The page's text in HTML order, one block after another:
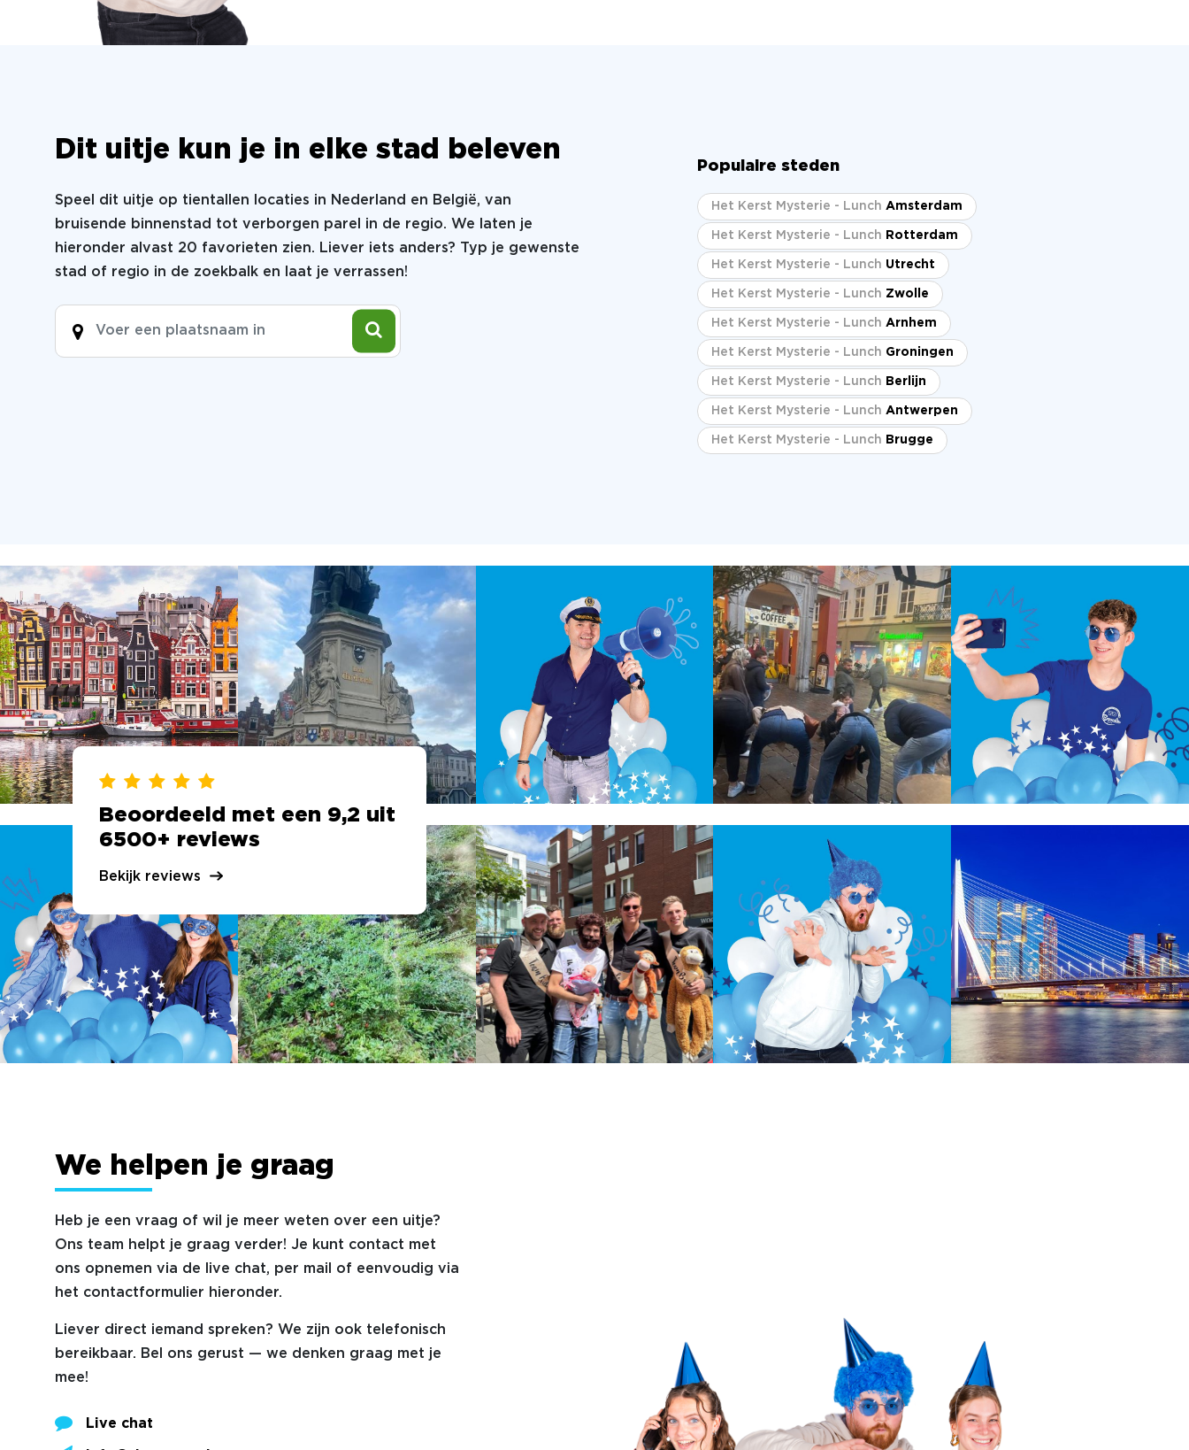
Dit uitje kun je in elke stad beleven
Speel dit uitje op tientallen locaties in Nederland en België, van
bruisende binnenstad tot verborgen parel in de regio. We laten je
hieronder alvast 20 favorieten zien. Liever iets anders? Typ je gewenste
stad of regio in de zoekbalk en laat je verrassen!
Populaire steden
Het Kerst Mysterie - Lunch Amsterdam
Het Kerst Mysterie - Lunch Rotterdam
Het Kerst Mysterie - Lunch Utrecht
Het Kerst Mysterie - Lunch Zwolle
Het Kerst Mysterie - Lunch Arnhem
Het Kerst Mysterie - Lunch Groningen
Het Kerst Mysterie - Lunch Berlijn
Het Kerst Mysterie - Lunch Antwerpen
Het Kerst Mysterie - Lunch Brugge
Beoordeeld met een 9,2 uit
6500+ reviews
Bekijk reviews
We helpen je graag
Heb je een vraag of wil je meer weten over een uitje?
Ons team helpt je graag verder! Je kunt contact met
ons opnemen via de live chat, per mail of eenvoudig via
het contactformulier hieronder.
Liever direct iemand spreken? We zijn ook telefonisch
bereikbaar. Bel ons gerust — we denken graag met je
mee!
Live chat